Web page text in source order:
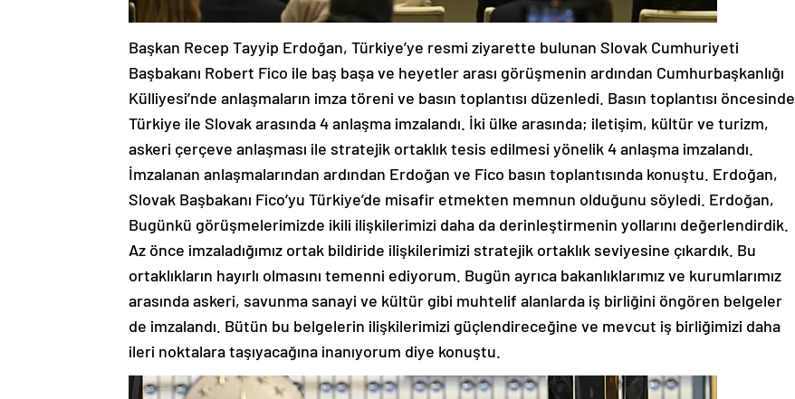
Başkan Recep Tayyip Erdoğan, Türkiye’ye resmi ziyarette bulunan Slovak Cumhuriyeti
Başbakanı Robert Fico ile baş başa ve heyetler arası görüşmenin ardından Cumhurbaşkanlığı
Külliyesi’nde anlaşmaların imza töreni ve basın toplantısı düzenledi. Basın toplantısı öncesinde
Türkiye ile Slovak arasında 4 anlaşma imzalandı. İki ülke arasında; iletişim, kültür ve turizm,
askeri çerçeve anlaşması ile stratejik ortaklık tesis edilmesi yönelik 4 anlaşma imzalandı.
İmzalanan anlaşmalarından ardından Erdoğan ve Fico basın toplantısında konuştu. Erdoğan,
Slovak Başbakanı Fico’yu Türkiye’de misafir etmekten memnun olduğunu söyledi. Erdoğan,
Bugünkü görüşmelerimizde ikili ilişkilerimizi daha da derinleştirmenin yollarını değerlendirdik.
Az önce imzaladığımız ortak bildiride ilişkilerimizi stratejik ortaklık seviyesine çıkardık. Bu
ortaklıkların hayırlı olmasını temenni ediyorum. Bugün ayrıca bakanlıklarımız ve kurumlarımız
arasında askeri, savunma sanayi ve kültür gibi muhtelif alanlarda iş birliğini öngören belgeler
de imzalandı. Bütün bu belgelerin ilişkilerimizi güçlendireceğine ve mevcut iş birliğimizi daha
ileri noktalara taşıyacağına inanıyorum diye konuştu.